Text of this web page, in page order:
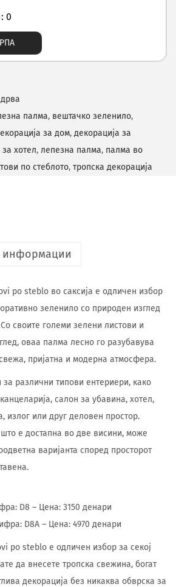
0
палма, вештачко зеленило,
за дом, декорација за
хотел, лепезна палма, палма во
по стеблото, тропска декорација
информации
po steblo во саксија е одличен избор
зеленило со природен изглед
своите големи зелени листови и
оваа палма лесно го разубавува
пријатна и модерна атмосфера.
различни типови ентериери, како
салон за убавина, хотел,
излог или друг деловен простор.
е достапна во две висини, може
варијанта според просторот
D8 – Цена: 3150 денари
D8A – Цена: 4970 денари
po steblo е одличен избор за секој
да внесете тропска свежина, богат
декорација без никаква обврска за